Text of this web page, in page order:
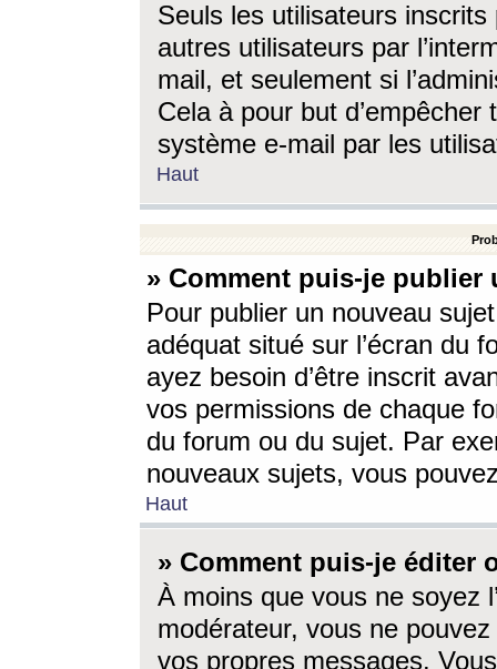
Seuls les utilisateurs
autres utilisateurs par
mail, et seulement si
Cela à pour but
système e-mail par les
Haut
» Comment puis-je
Pour publier un nouveau
adéquat situé sur l’écran du
ayez besoin d’être inscrit
vos permissions de chaque
du forum ou du sujet. Par
nouveaux sujets, vous
Haut
» Comment puis-je éditer
À moins que vous ne soyez
modérateur, vous ne
vos propres messages.